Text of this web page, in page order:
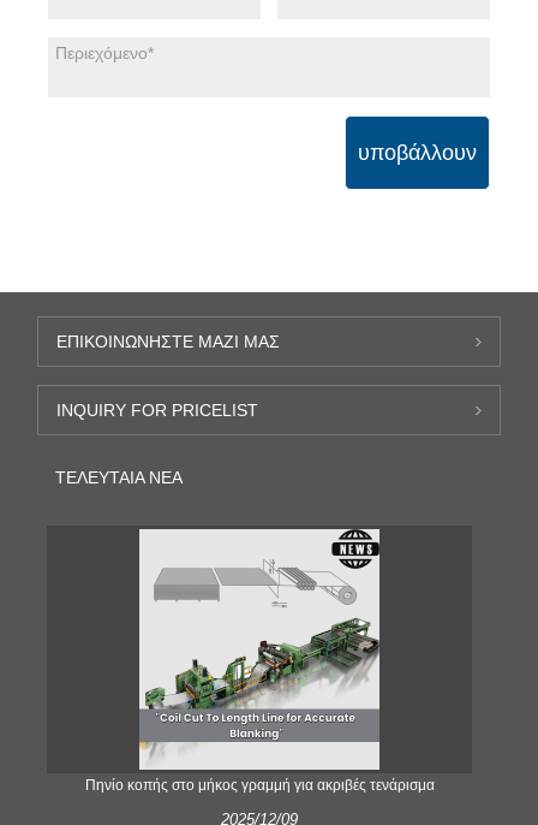
υποβάλλουν
ΕΠΙΚΟΙΝΩΝΉΣΤΕ ΜΑΖΊ ΜΑΣ
INQUIRY FOR PRICELIST
ΤΕΛΕΥΤΑΊΑ ΝΈΑ
Πηνίο κοπής στο μήκος γραμμή για ακριβές τενάρισμα
2025/12/09